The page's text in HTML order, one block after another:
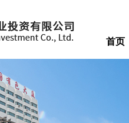
首页